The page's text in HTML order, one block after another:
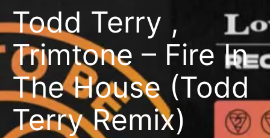
Todd Terry ,
Trimtone – Fire In
The House (Todd
Terry Remix)